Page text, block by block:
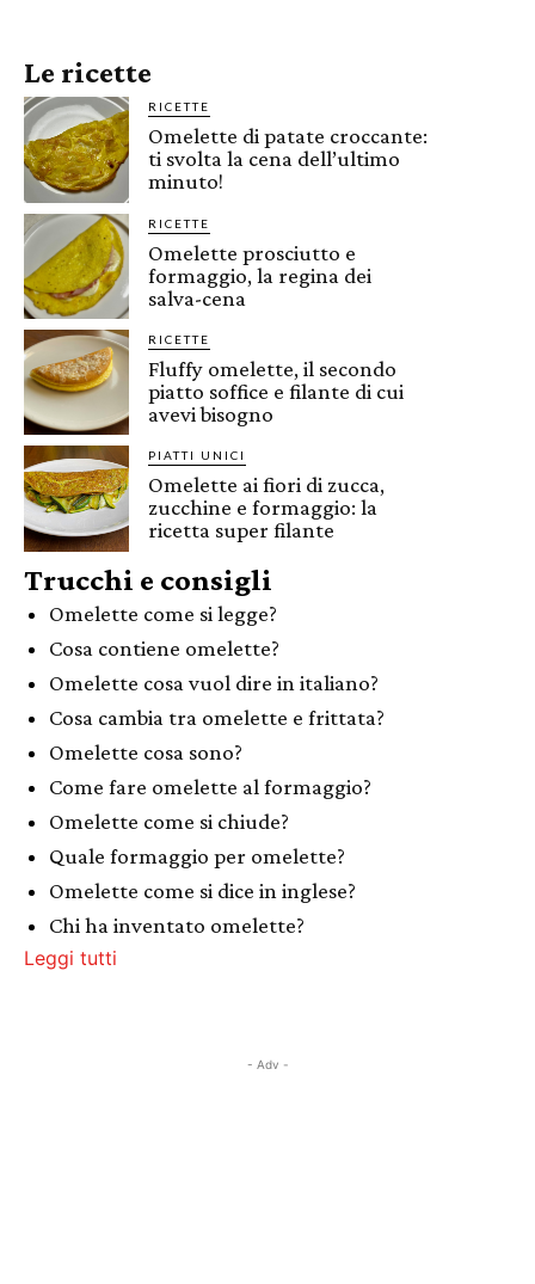
Le ricette
RICETTE
Omelette di patate croccante:
ti svolta la cena dell’ultimo
minuto!
RICETTE
Omelette prosciutto e
formaggio, la regina dei
salva-cena
RICETTE
Fluffy omelette, il secondo
piatto soffice e filante di cui
avevi bisogno
PIATTI UNICI
Omelette ai fiori di zucca,
zucchine e formaggio: la
ricetta super filante
Trucchi e consigli
Omelette come si legge?
Cosa contiene omelette?
Omelette cosa vuol dire in italiano?
Cosa cambia tra omelette e frittata?
Omelette cosa sono?
Come fare omelette al formaggio?
Omelette come si chiude?
Quale formaggio per omelette?
Omelette come si dice in inglese?
Chi ha inventato omelette?
Leggi tutti
- Adv -